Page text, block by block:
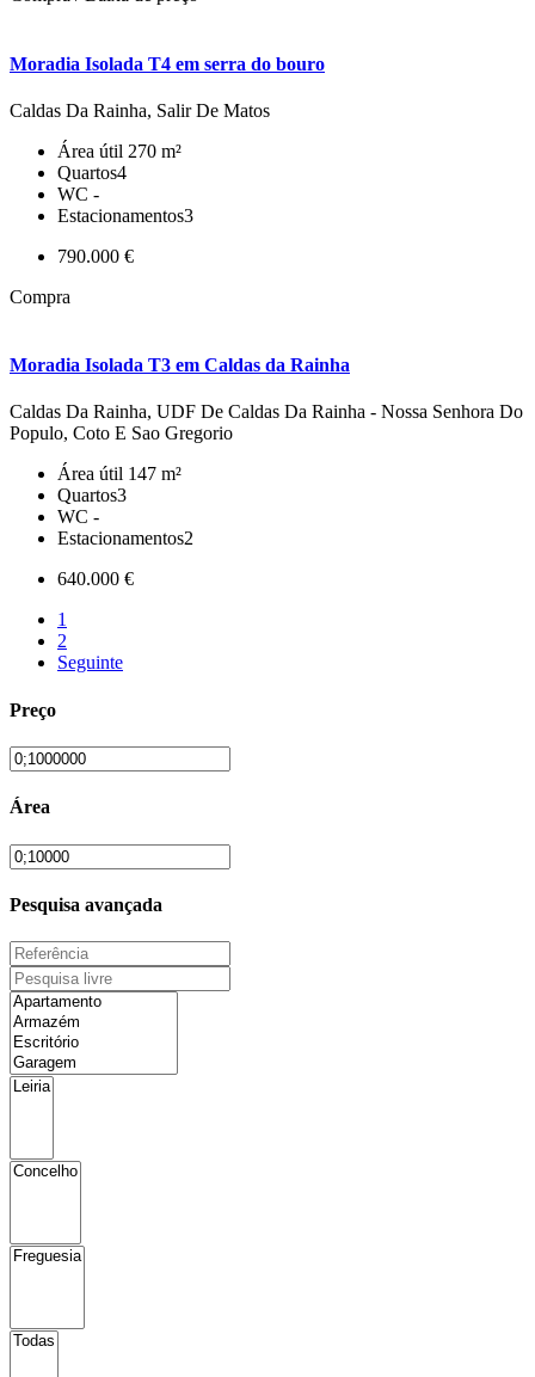
Moradia Isolada T4 em serra do bouro
Caldas Da Rainha, Salir De Matos
Área útil 270 m²
Quartos4
WC -
Estacionamentos3
790.000 €
Compra
Moradia Isolada T3 em Caldas da Rainha
Caldas Da Rainha, UDF De Caldas Da Rainha - Nossa Senhora Do
Populo, Coto E Sao Gregorio
Área útil 147 m²
Quartos3
WC -
Estacionamentos2
640.000 €
1
2
Seguinte
Preço
Área
Pesquisa avançada